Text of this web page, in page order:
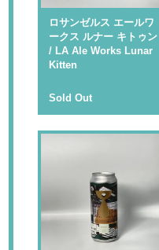
ロサンゼルス エールワ
ークス ルナー キトゥン
/ LA Ale Works Lunar
Kitten
Sold Out